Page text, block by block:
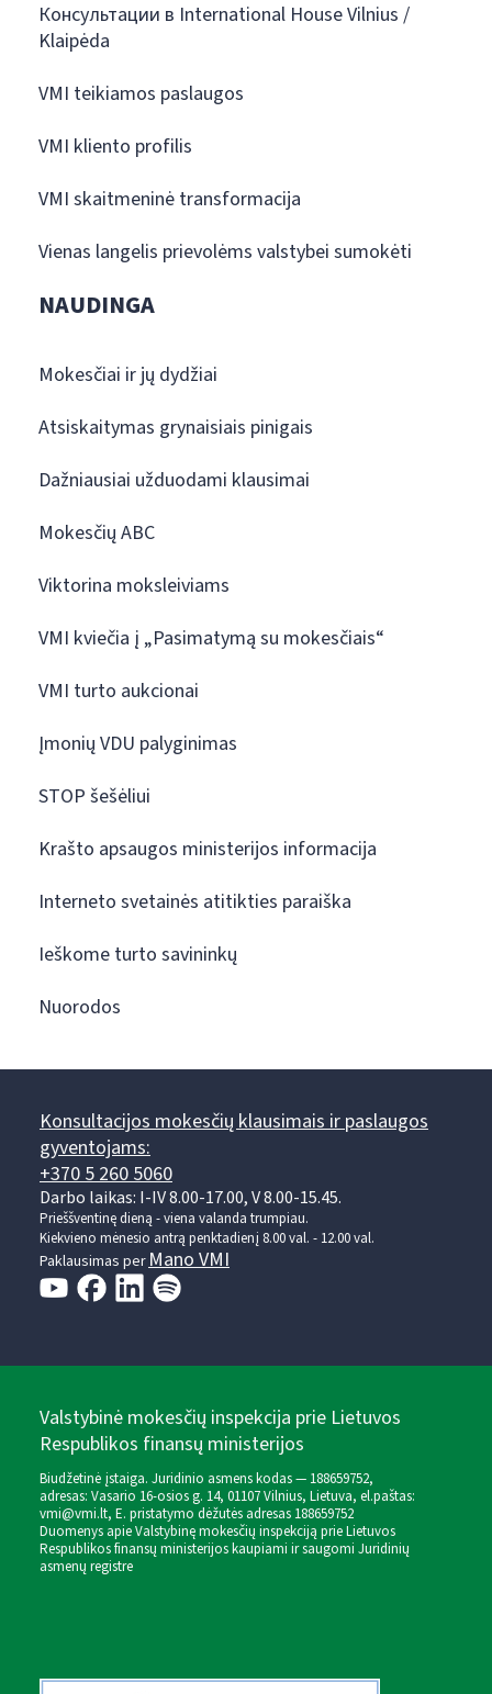
Консультации в International House Vilnius /
Klaipėda
VMI teikiamos paslaugos
VMI kliento profilis
VMI skaitmeninė transformacija
Vienas langelis prievolėms valstybei sumokėti
NAUDINGA
Mokesčiai ir jų dydžiai
Atsiskaitymas grynaisiais pinigais
Dažniausiai užduodami klausimai
Mokesčių ABC
Viktorina moksleiviams
VMI kviečia į „Pasimatymą su mokesčiais“
VMI turto aukcionai
Įmonių VDU palyginimas
STOP šešėliui
Krašto apsaugos ministerijos informacija
Interneto svetainės atitikties paraiška
Ieškome turto savininkų
Nuorodos
Konsultacijos mokesčių klausimais ir paslaugos
gyventojams:
+370 5 260 5060
Darbo laikas: I-IV 8.00-17.00, V 8.00-15.45.
Prieššventinę dieną - viena valanda trumpiau.
Kiekvieno mėnesio antrą penktadienį 8.00 val. - 12.00 val.
Paklausimas perMano VMI
Valstybinė mokesčių inspekcija prie Lietuvos
Respublikos finansų ministerijos
Biudžetinė įstaiga. Juridinio asmens kodas — 188659752,
adresas: Vasario 16-osios g. 14, 01107 Vilnius, Lietuva, el.paštas:
vmi@vmi.lt, E. pristatymo dėžutės adresas 188659752
Duomenys apie Valstybinę mokesčių inspekciją prie Lietuvos
Respublikos finansų ministerijos kaupiami ir saugomi Juridinių
asmenų registre